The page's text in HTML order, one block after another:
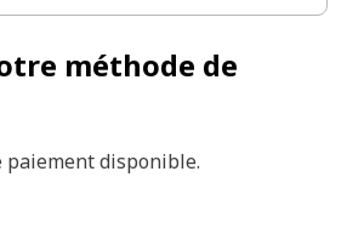
de paiement
méthode de
paiement disponible.